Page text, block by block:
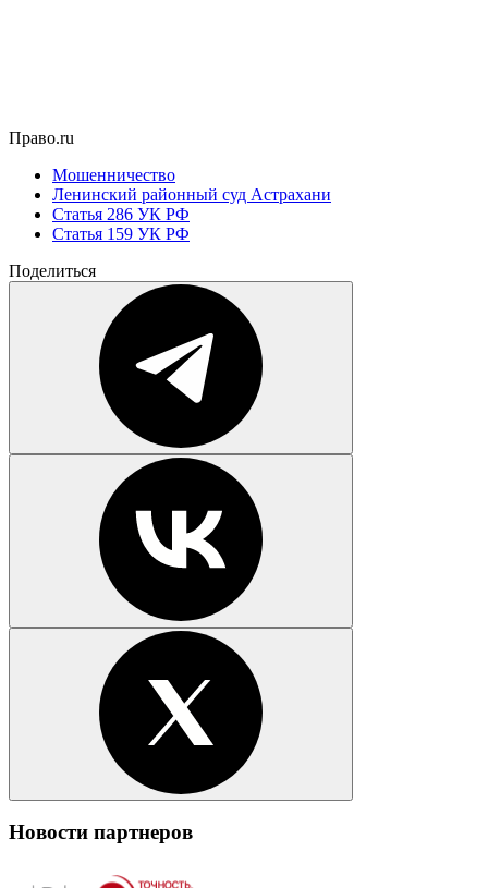
Право.ru
Мошенничество
Ленинский районный суд Астрахани
Статья 286 УК РФ
Статья 159 УК РФ
Поделиться
Новости партнеров